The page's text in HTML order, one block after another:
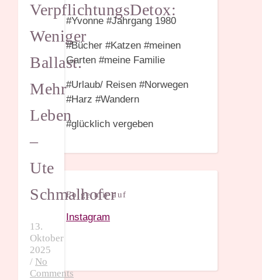
VerpflichtungsDetox:
Weniger
Ballast.
Mehr
Leben
–
Ute
Schmalhofer
13.
Oktober
2025
/ No
Comments
#Yvonne #Jahrgang 1980
#Bücher #Katzen #meinen
Garten #meine Familie
#Urlaub/ Reisen #Norwegen
#Harz #Wandern
#glücklich vergeben
Folge mir auf
Instagram